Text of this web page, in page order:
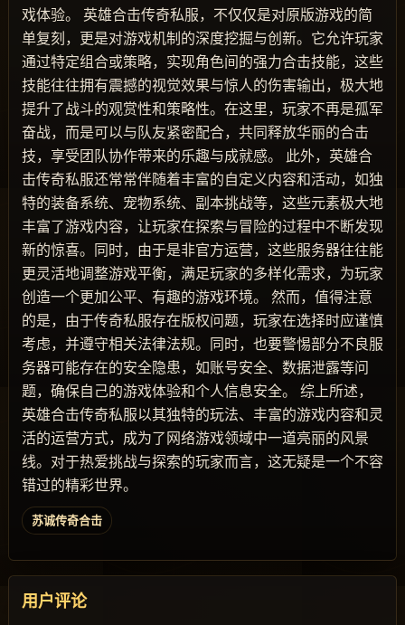
戏体验。 英雄合击传奇私服，不仅仅是对原版游戏的简
单复刻，更是对游戏机制的深度挖掘与创新。它允许玩家
通过特定组合或策略，实现角色间的强力合击技能，这些
技能往往拥有震撼的视觉效果与惊人的伤害输出，极大地
提升了战斗的观赏性和策略性。在这里，玩家不再是孤军
奋战，而是可以与队友紧密配合，共同释放华丽的合击
技，享受团队协作带来的乐趣与成就感。 此外，英雄合
击传奇私服还常常伴随着丰富的自定义内容和活动，如独
特的装备系统、宠物系统、副本挑战等，这些元素极大地
丰富了游戏内容，让玩家在探索与冒险的过程中不断发现
新的惊喜。同时，由于是非官方运营，这些服务器往往能
更灵活地调整游戏平衡，满足玩家的多样化需求，为玩家
创造一个更加公平、有趣的游戏环境。 然而，值得注意
的是，由于传奇私服存在版权问题，玩家在选择时应谨慎
考虑，并遵守相关法律法规。同时，也要警惕部分不良服
务器可能存在的安全隐患，如账号安全、数据泄露等问
题，确保自己的游戏体验和个人信息安全。 综上所述，
英雄合击传奇私服以其独特的玩法、丰富的游戏内容和灵
活的运营方式，成为了网络游戏领域中一道亮丽的风景
线。对于热爱挑战与探索的玩家而言，这无疑是一个不容
错过的精彩世界。
苏诚传奇合击
用户评论